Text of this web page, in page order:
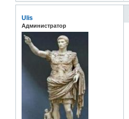
Ulis
Администратор